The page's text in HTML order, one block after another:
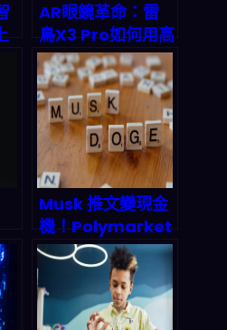
AR眼鏡革命：雷
鳥X3 Pro如何用高
德地圖重新定義
「行走的數據
庫」？
Musk 推文變現金
機！Polymarket
2026 推文數預測
市場狂飆 3250 億
美元，社群金融化
徹底顛覆投資規則